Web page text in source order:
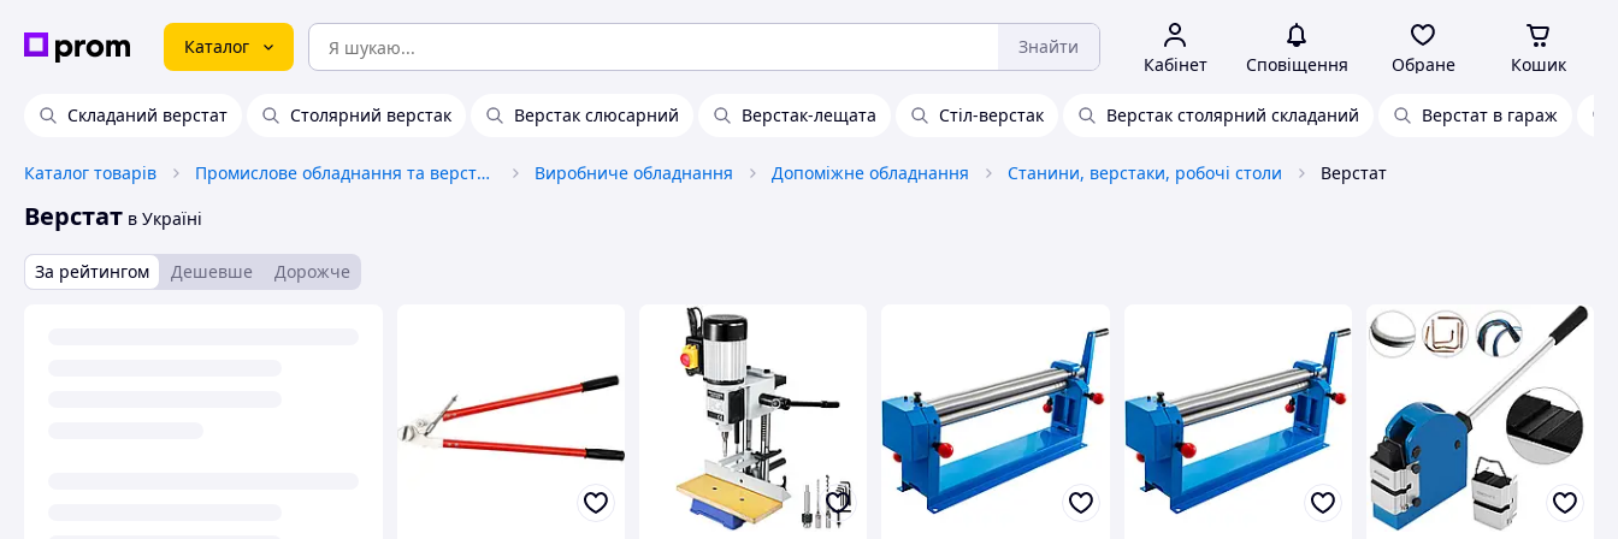
Каталог Знайти
Кабінет Сповіщення Обране Кошик
Складаний верстат Столярний верстак Верстак слюсарний Верстак-лещата Стіл-верстак Верстак столярний складаний Верстат в гараж
Каталог товарів Промислове обладнання та верстати Виробниче обладнання Допоміжне обладнання Станини, верстаки, робочі столи Верстат
Верстат в Україні
За рейтингом Дешевше Дорожче